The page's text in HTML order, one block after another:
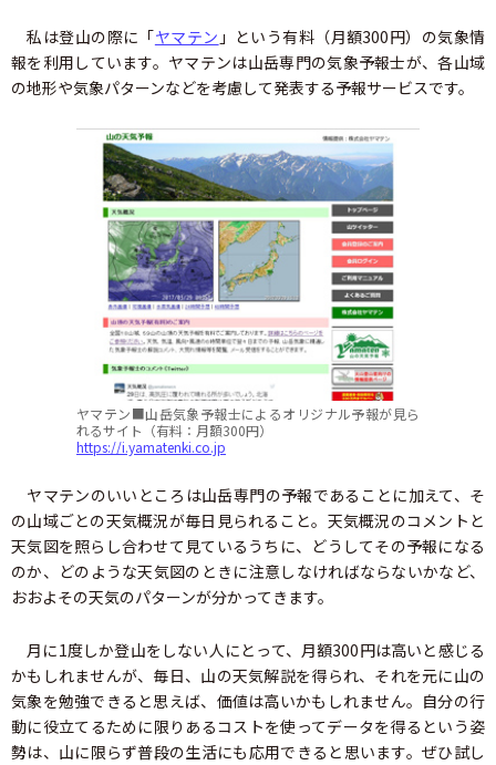
私は登山の際に「ヤマテン 」という有料（月額300円）の気象情
報を利用しています。ヤマテンは山岳専門の気象予報士が、各山域
の地形や気象パターンなどを考慮して発表する予報サービスです。
ヤマテン■山岳気象予報士によるオリジナル予報が見ら
れるサイト（有料：月額300円）
https://i.yamatenki.co.jp
ヤマテンのいいところは山岳専門の予報であることに加えて、そ
の山域ごとの天気概況が毎日見られること。天気概況のコメントと
天気図を照らし合わせて見ているうちに、どうしてその予報になる
のか、どのような天気図のときに注意しなければならないかなど、
おおよその天気のパターンが分かってきます。
月に1度しか登山をしない人にとって、月額300円は高いと感じる
かもしれませんが、毎日、山の天気解説を得られ、それを元に山の
気象を勉強できると思えば、価値は高いかもしれません。自分の行
動に役立てるために限りあるコストを使ってデータを得るという姿
勢は、山に限らず普段の生活にも応用できると思います。ぜひ試し